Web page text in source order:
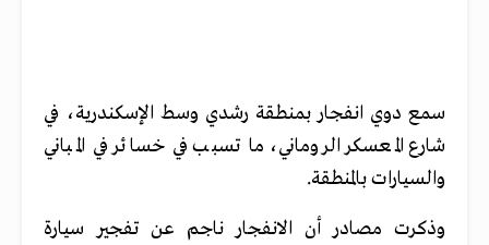
سمع دوي انفجار بمنطقة رشدي وسط الإسكندرية، في
شارع المعسكر الروماني، ما تسبب في خسائر في المباني
والسيارات بالمنطقة.
وذكرت مصادر أن الانفجار ناجم عن تفجير سيارة